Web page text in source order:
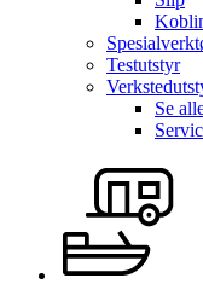
Testutstyr
Se